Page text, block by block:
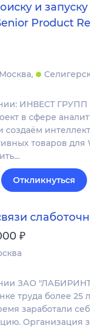
и
Product
Москва
ИНВЕСТ
в сфере
создаём
товаров
Откликнуться
₽
ЗАО
труда более 25
заработали
Организация